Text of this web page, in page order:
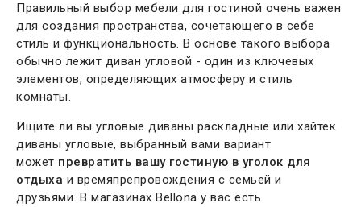
Правильный выбор мебели для гостиной очень важен
для создания пространства, сочетающего в себе
стиль и функциональность. В основе такого выбора
обычно лежит диван угловой - один из ключевых
элементов, определяющих атмосферу и стиль
комнаты.
Ищите ли вы угловые диваны раскладные или хайтек
диваны угловые, выбранный вами вариант
может превратить вашу гостиную в уголок для
отдыха и времяпрепровождения с семьей и
друзьями. В магазинах Bellona у вас есть